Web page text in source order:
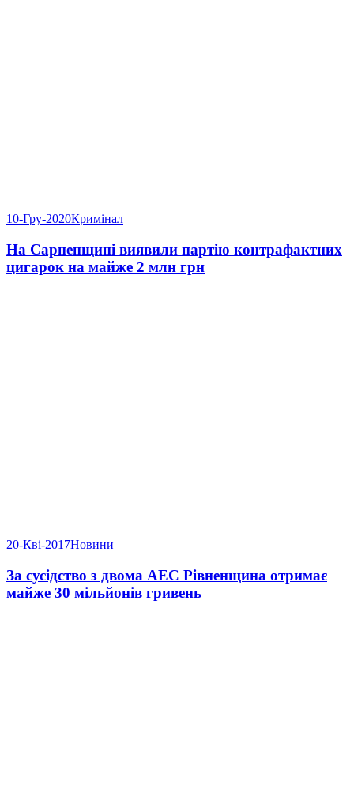
10-Гру-2020Кримінал
На Сарненщині виявили партію контрафактних
цигарок на майже 2 млн грн
20-Кві-2017Новини
За сусідство з двома АЕС Рівненщина отримає
майже 30 мільйонів гривень